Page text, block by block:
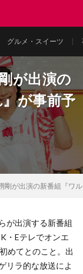
グルメ・スイーツ
が出演の
が事前予
剛が出演の新番組『ワ
が出演する新番組
・Eテレでオンエ
めてとのこと。出
リラ的な放送によ